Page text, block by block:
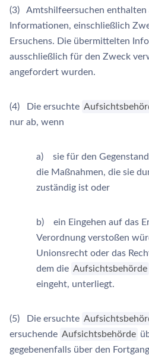
(3) Amtshilfeersuchen enthalten
Informationen, einschließlich
Ersuchens. Die übermittelten
ausschließlich für den Zweck
angefordert wurden.
(4) Die ersuchte
nur ab, wenn
a) sie für den
die Maßnahmen, die sie
zuständig ist oder
b) ein Eingehen auf das
Verordnung verstoßen
Unionsrecht oder das
dem die Aufsichtsbehörde
eingeht, unterliegt.
(5) Die ersuchte
ersuchende Aufsichtsbehörde
gegebenenfalls über den